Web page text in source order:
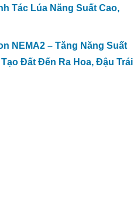
Tác Lúa Năng Suất Cao,
NEMA2 – Tăng Năng Suất
Đất Đến Ra Hoa, Đậu Trái